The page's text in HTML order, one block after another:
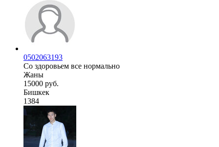
0502063193
Со здоровьем все нормально
Жаны
15000 руб.
Бишкек
1384